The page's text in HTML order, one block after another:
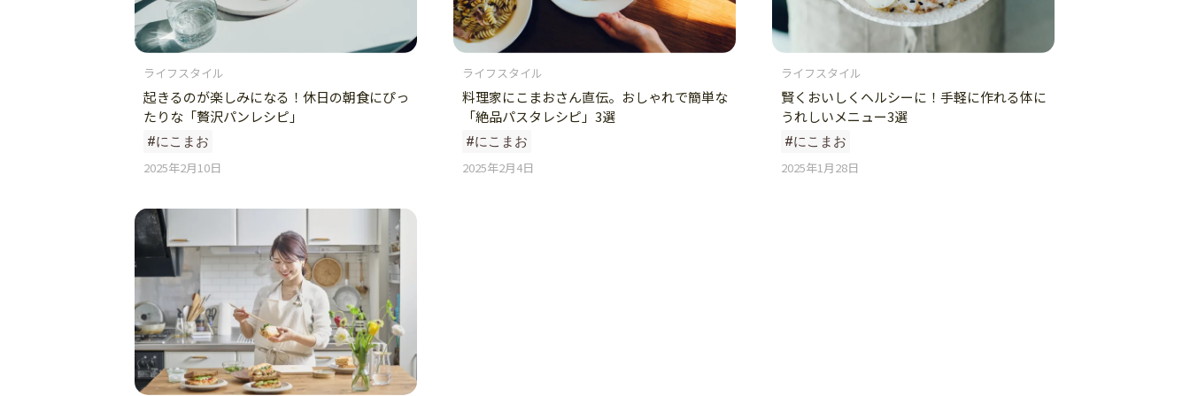
ライフスタイル
起きるのが楽しみになる！休日の朝食にぴっ
たりな「贅沢パンレシピ」
#にこまお
2025年2月10日
ライフスタイル
料理家にこまおさん直伝。おしゃれで簡単な
「絶品パスタレシピ」3選
#にこまお
2025年2月4日
ライフスタイル
賢くおいしくヘルシーに！手軽に作れる体に
うれしいメニュー3選
#にこまお
2025年1月28日